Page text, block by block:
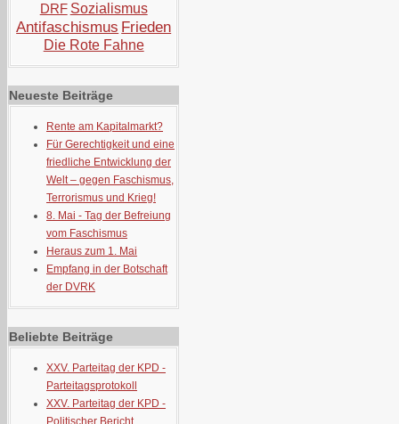
DRF Sozialismus
Antifaschismus Frieden
Die Rote Fahne
Neueste Beiträge
Rente am Kapitalmarkt?
Für Gerechtigkeit und eine
friedliche Entwicklung der
Welt – gegen Faschismus,
Terrorismus und Krieg!
8. Mai - Tag der Befreiung
vom Faschismus
Heraus zum 1. Mai
Empfang in der Botschaft
der DVRK
Beliebte Beiträge
XXV. Parteitag der KPD -
Parteitagsprotokoll
XXV. Parteitag der KPD -
Politischer Bericht